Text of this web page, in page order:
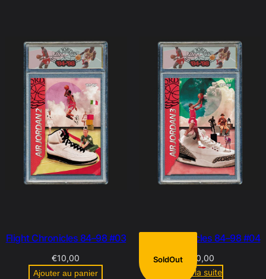
Flight Chronicles 84–98 #03
€10,00
Ajouter au panier
SoldOut
Flight Chronicles 84–98 #04
10,00
Lire la suite